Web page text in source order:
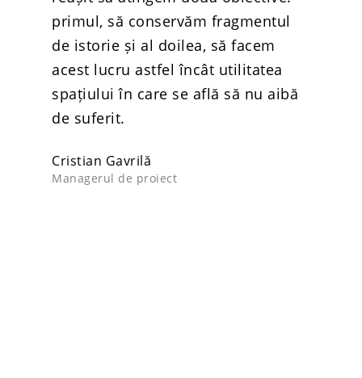
primul, să conservăm fragmentul
de istorie și al doilea, să facem
acest lucru astfel încât utilitatea
spațiului în care se află să nu aibă
de suferit.
Cristian Gavrilă
Managerul de proiect